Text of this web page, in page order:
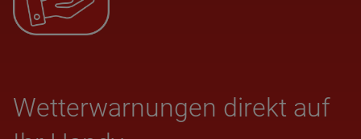
Wet­ter­war­nun­gen direkt auf